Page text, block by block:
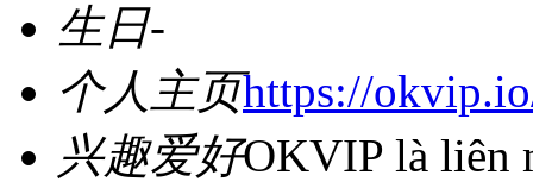
生日-
个人主页https://
兴趣爱好OKVIP là liên